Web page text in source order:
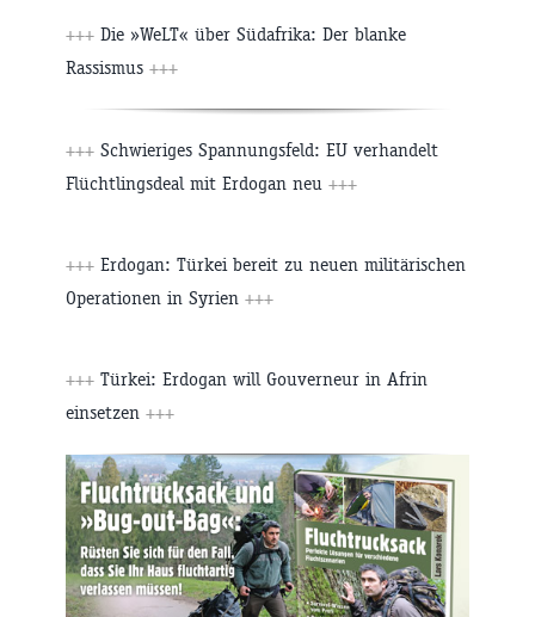
+++ Die »WeLT« über Südafrika: Der blanke
Rassismus +++
+++ Schwieriges Spannungsfeld: EU verhandelt
Flüchtlingsdeal mit Erdogan neu +++
+++ Erdogan: Türkei bereit zu neuen militärischen
Operationen in Syrien +++
+++ Türkei: Erdogan will Gouverneur in Afrin
einsetzen +++